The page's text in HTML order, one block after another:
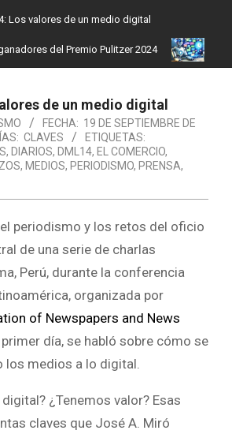
Los valores de un medio digital
del Premio Pulitzer 2024
de un medio digital
FECHA: 19 DE SEPTIEMBRE DE
CLAVES
ETIQUETAS:
, DIARIOS, DML14, EL COMERCIO,
, MEDIOS, PERIODISMO, PRENSA,
periodismo y los retos del oficio
de una serie de charlas
Perú, durante la conferencia
organizada por
of Newspapers and News
primer día, se habló sobre cómo se
los medios a lo digital.
digital? ¿Tenemos valor? Esas
claves que José A. Miró